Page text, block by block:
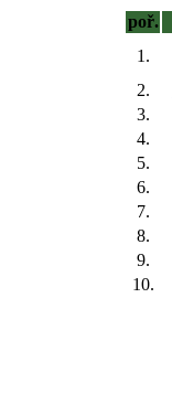
poř.
1.
2.
3.
4.
5.
6.
7.
8.
9.
10.